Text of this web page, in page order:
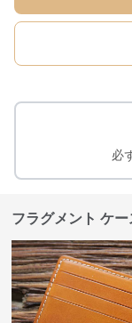
必
フラグメント ケ